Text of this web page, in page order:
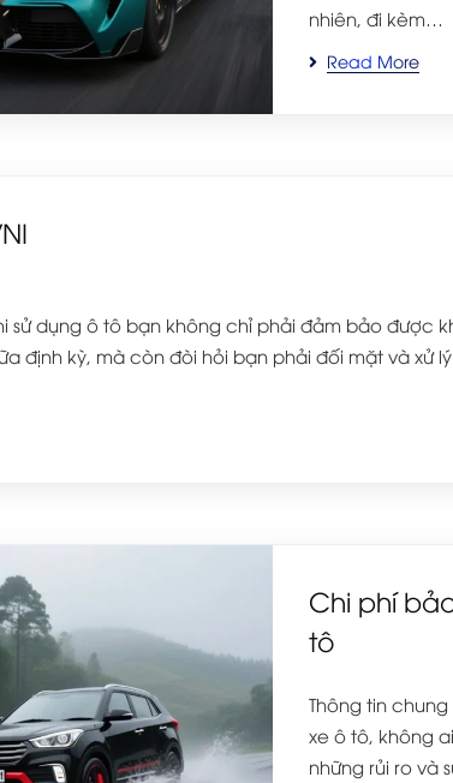
nhiên, đi kèm…
Read More
dụng ô tô bạn không chỉ phải đảm bảo được
định kỳ, mà còn đòi hỏi bạn phải đối mặt và xử
Chi phí
tô
Thông tin
xe ô tô, không
những rủi ro và